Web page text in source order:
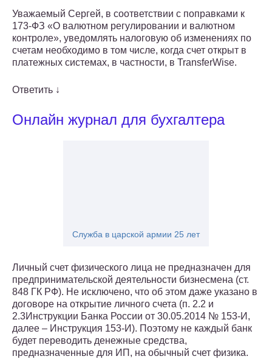
Уважаемый Сергей, в соответствии с поправками к
173-ФЗ «О валютном регулировании и валютном
контроле», уведомлять налоговую об изменениях по
счетам необходимо в том числе, когда счет открыт в
платежных системах, в частности, в TransferWise.
Ответить ↓
Онлайн журнал для бухгалтера
Служба в царской армии 25 лет
Личный счет физического лица не предназначен для
предпринимательской деятельности бизнесмена (ст.
848 ГК РФ). Не исключено, что об этом даже указано в
договоре на открытие личного счета (п. 2.2 и
2.3Инструкции Банка России от 30.05.2014 № 153-И,
далее – Инструкция 153-И). Поэтому не каждый банк
будет переводить денежные средства,
предназначенные для ИП, на обычный счет физика.